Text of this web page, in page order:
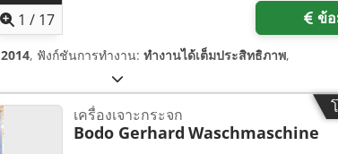
1 / 17 ข้
2014, ฟังก์ชันการทำงาน: ทำงานได้เต็มประสิทธิภาพ,
เครื่องเจาะกระจก
Bodo Gerhard Waschmaschine